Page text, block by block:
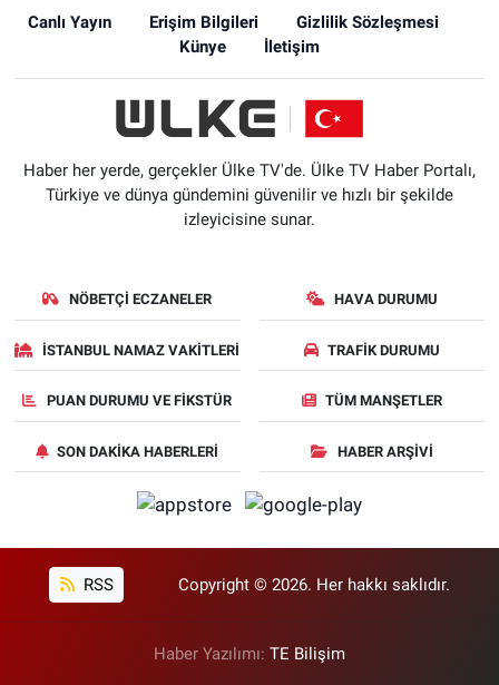
Canlı Yayın Erişim Bilgileri
Gizlilik Sözleşmesi
Künye
İletişim
Haber her yerde, gerçekler Ülke TV'de. Ülke TV Haber Portalı,
Türkiye ve dünya gündemini güvenilir ve hızlı bir şekilde
izleyicisine sunar.
NÖBETÇI ECZANELER HAVA DURUMU
İSTANBUL NAMAZ VAKITLERI TRAFIK DURUMU
PUAN DURUMU VE FIKSTÜR TÜM MANŞETLER
SON DAKIKA HABERLERI HABER ARŞIVI
RSS Copyright © 2026. Her hakkı saklıdır.
Haber Yazılımı: TE Bilişim